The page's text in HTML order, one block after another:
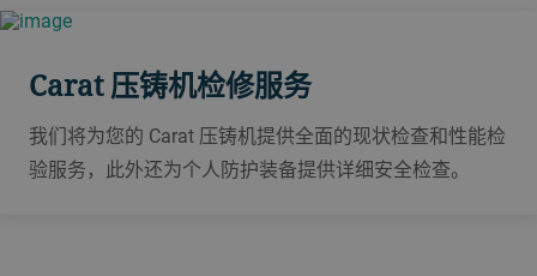
Carat 压铸机检修服务
我们将为您的 Carat 压铸机提供全面的现状检查和性能检
验服务，此外还为个人防护装备提供详细安全检查。